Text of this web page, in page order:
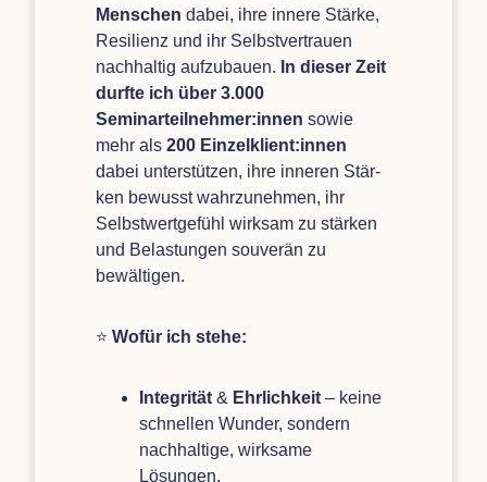
Men­schen dabei, ihre innere Stärke,
Resi­li­enz und ihr Selbst­ver­trauen
nach­hal­tig auf­zu­bauen. In die­ser Zeit
durfte ich über 3.000
Seminarteilnehmer:innen sowie
mehr als 200 Einzelklient:innen
dabei unter­stüt­zen, ihre inne­ren Stär­
ken bewusst wahr­zu­neh­men, ihr
Selbst­wert­ge­fühl wirk­sam zu stär­ken
und Belas­tun­gen sou­ve­rän zu
bewältigen.
⭐ Wofür ich stehe:
Inte­gri­tät & Ehr­lich­keit – keine
schnel­len Wun­der, son­dern
nach­hal­tige, wirk­same
Lösungen.